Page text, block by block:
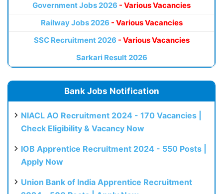
Government Jobs 2026 - Various Vacancies
Railway Jobs 2026 - Various Vacancies
SSC Recruitment 2026 - Various Vacancies
Sarkari Result 2026
Bank Jobs Notification
NIACL AO Recruitment 2024 - 170 Vacancies |
Check Eligibility & Vacancy Now
IOB Apprentice Recruitment 2024 - 550 Posts |
Apply Now
Union Bank of India Apprentice Recruitment